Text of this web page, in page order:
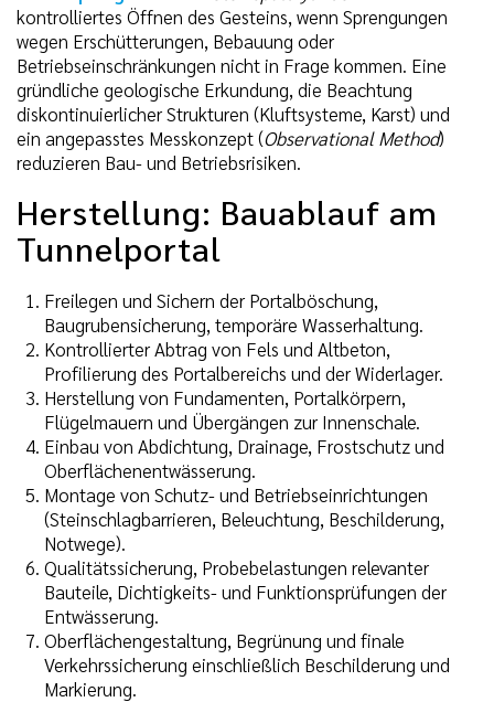
kontrolliertes Öffnen des Gesteins, wenn Sprengungen
wegen Erschütterungen, Bebauung oder
Betriebseinschränkungen nicht in Frage kommen. Eine
gründliche geologische Erkundung, die Beachtung
diskontinuierlicher Strukturen (Kluftsysteme, Karst) und
ein angepasstes Messkonzept (Observational Method)
reduzieren Bau- und Betriebsrisiken.
Herstellung: Bauablauf am
Tunnelportal
Freilegen und Sichern der Portalböschung,
Baugrubensicherung, temporäre Wasserhaltung.
Kontrollierter Abtrag von Fels und Altbeton,
Profilierung des Portalbereichs und der Widerlager.
Herstellung von Fundamenten, Portalkörpern,
Flügelmauern und Übergängen zur Innenschale.
Einbau von Abdichtung, Drainage, Frostschutz und
Oberflächenentwässerung.
Montage von Schutz- und Betriebseinrichtungen
(Steinschlagbarrieren, Beleuchtung, Beschilderung,
Notwege).
Qualitätssicherung, Probebelastungen relevanter
Bauteile, Dichtigkeits- und Funktionsprüfungen der
Entwässerung.
Oberflächengestaltung, Begrünung und finale
Verkehrssicherung einschließlich Beschilderung und
Markierung.